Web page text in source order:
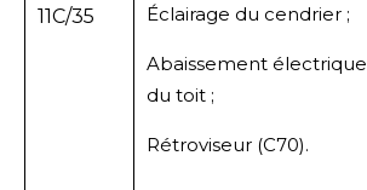
11C/35 Éclairage du cendrier ;
Abaissement électrique
du toit ;
Rétroviseur (C70).